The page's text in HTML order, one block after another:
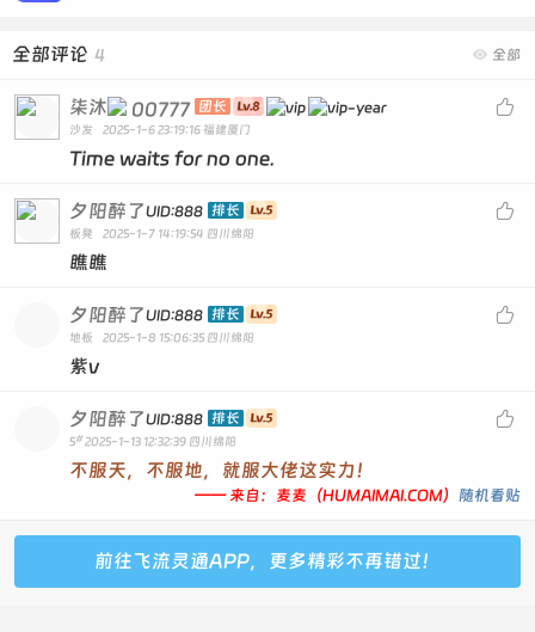
 全部
全部评论 4

柒沐 00777 团长
沙发 2025-1-6 23:19:16 福建厦门
Time waits for no one.

夕阳醉了UID:888 排长
板凳 2025-1-7 14:19:54 四川绵阳
瞧瞧

夕阳醉了UID:888 排长
地板 2025-1-8 15:06:35 四川绵阳
紫v

夕阳醉了UID:888 排长
5# 2025-1-13 12:32:39 四川绵阳
不服天，不服地，就服大佬这实力！
—— 来自：麦麦（HUMAIMAI.COM） 随机看贴
前往飞流灵通APP，更多精彩不再错过！